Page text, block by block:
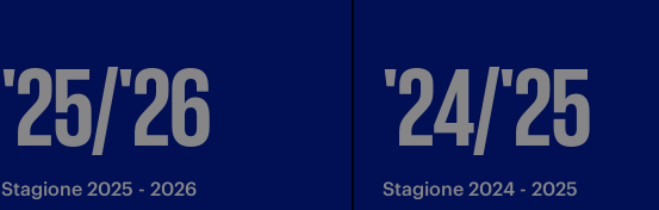
'25/'26
Stagione 2025 - 2026
'24/'25
Stagione 2024 - 2025